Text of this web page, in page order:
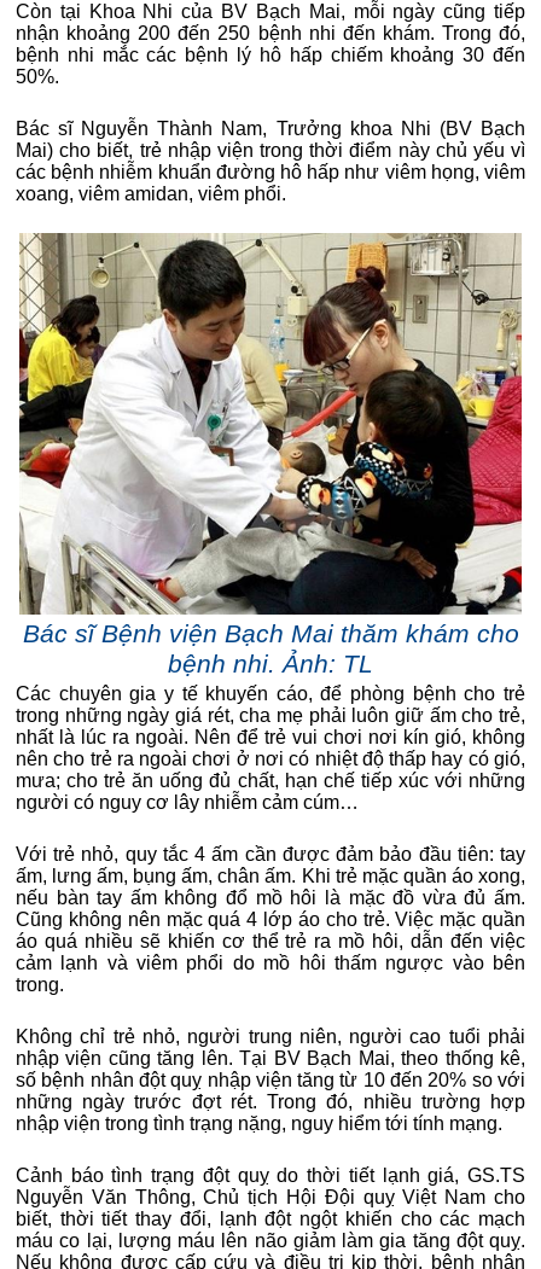
Còn tại Khoa Nhi của BV Bạch Mai, mỗi ngày cũng tiếp
nhận khoảng 200 đến 250 bệnh nhi đến khám. Trong đó,
bệnh nhi mắc các bệnh lý hô hấp chiếm khoảng 30 đến
50%.
Bác sĩ Nguyễn Thành Nam, Trưởng khoa Nhi (BV Bạch
Mai) cho biết, trẻ nhập viện trong thời điểm này chủ yếu vì
các bệnh nhiễm khuẩn đường hô hấp như viêm họng, viêm
xoang, viêm amidan, viêm phổi.
Bác sĩ Bệnh viện Bạch Mai thăm khám cho
bệnh nhi. Ảnh: TL
Các chuyên gia y tế khuyến cáo, để phòng bệnh cho trẻ
trong những ngày giá rét, cha mẹ phải luôn giữ ấm cho trẻ,
nhất là lúc ra ngoài. Nên để trẻ vui chơi nơi kín gió, không
nên cho trẻ ra ngoài chơi ở nơi có nhiệt độ thấp hay có gió,
mưa; cho trẻ ăn uống đủ chất, hạn chế tiếp xúc với những
người có nguy cơ lây nhiễm cảm cúm…
Với trẻ nhỏ, quy tắc 4 ấm cần được đảm bảo đầu tiên: tay
ấm, lưng ấm, bụng ấm, chân ấm. Khi trẻ mặc quần áo xong,
nếu bàn tay ấm không đổ mồ hôi là mặc đồ vừa đủ ấm.
Cũng không nên mặc quá 4 lớp áo cho trẻ. Việc mặc quần
áo quá nhiều sẽ khiến cơ thể trẻ ra mồ hôi, dẫn đến việc
cảm lạnh và viêm phổi do mồ hôi thấm ngược vào bên
trong.
Không chỉ trẻ nhỏ, người trung niên, người cao tuổi phải
nhập viện cũng tăng lên. Tại BV Bạch Mai, theo thống kê,
số bệnh nhân đột quỵ nhập viện tăng từ 10 đến 20% so với
những ngày trước đợt rét. Trong đó, nhiều trường hợp
nhập viện trong tình trạng nặng, nguy hiểm tới tính mạng.
Cảnh báo tình trạng đột quỵ do thời tiết lạnh giá, GS.TS
Nguyễn Văn Thông, Chủ tịch Hội Đội quỵ Việt Nam cho
biết, thời tiết thay đổi, lạnh đột ngột khiến cho các mạch
máu co lại, lượng máu lên não giảm làm gia tăng đột quỵ.
Nếu không được cấp cứu và điều trị kịp thời, bệnh nhân